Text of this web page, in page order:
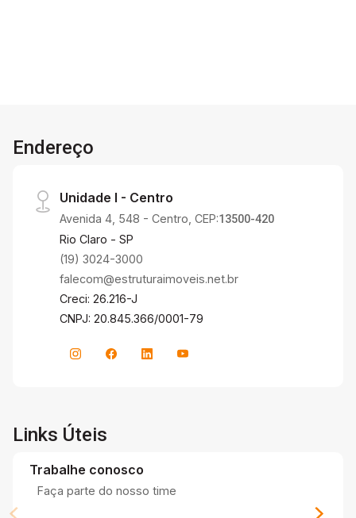
Endereço
Unidade I - Centro
Avenida 4, 548 - Centro, CEP:13500-420
Rio Claro - SP
(19) 3024-3000
falecom@estruturaimoveis.net.br
Creci: 26.216-J
CNPJ: 20.845.366/0001-79
Links Úteis
Trabalhe conosco
Faça parte do nosso time